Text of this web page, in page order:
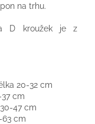
na trhu.
D kroužek je
z
20-32 cm
cm
30-47 cm
63 cm